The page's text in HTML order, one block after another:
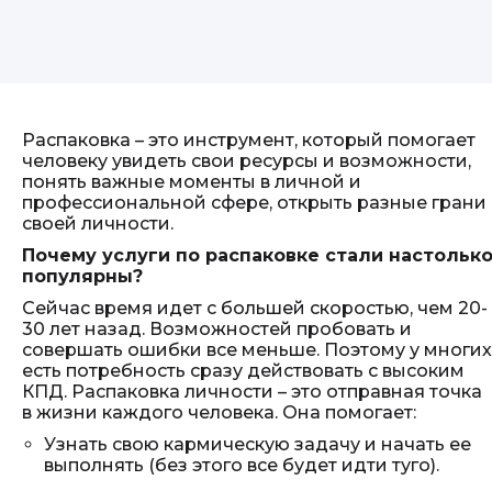
Распаковка – это инструмент, который помогает
человеку увидеть свои ресурсы и возможности,
понять важные моменты в личной и
профессиональной сфере, открыть разные грани
своей личности.
Почему услуги по распаковке стали настолько
популярны?
Сейчас время идет с большей скоростью, чем 20-
30 лет назад. Возможностей пробовать и
совершать ошибки все меньше. Поэтому у многих
есть потребность сразу действовать с высоким
КПД. Распаковка личности – это отправная точка
в жизни каждого человека. Она помогает:
Узнать свою кармическую задачу и начать ее
выполнять (без этого все будет идти туго).